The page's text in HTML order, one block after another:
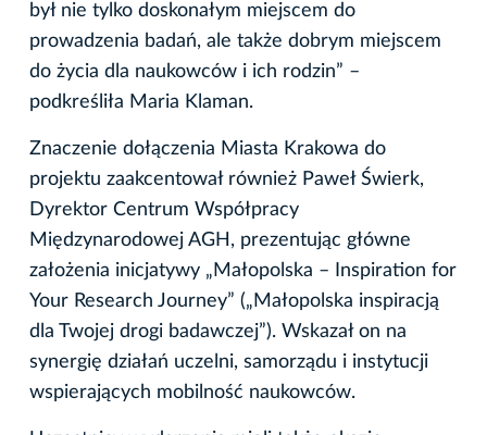
był nie tylko doskonałym miejscem do
prowadzenia badań, ale także dobrym miejscem
do życia dla naukowców i ich rodzin” –
podkreśliła Maria Klaman.
Znaczenie dołączenia Miasta Krakowa do
projektu zaakcentował również Paweł Świerk,
Dyrektor Centrum Współpracy
Międzynarodowej AGH, prezentując główne
założenia inicjatywy „Małopolska – Inspiration for
Your Research Journey” („Małopolska inspiracją
dla Twojej drogi badawczej”). Wskazał on na
synergię działań uczelni, samorządu i instytucji
wspierających mobilność naukowców.